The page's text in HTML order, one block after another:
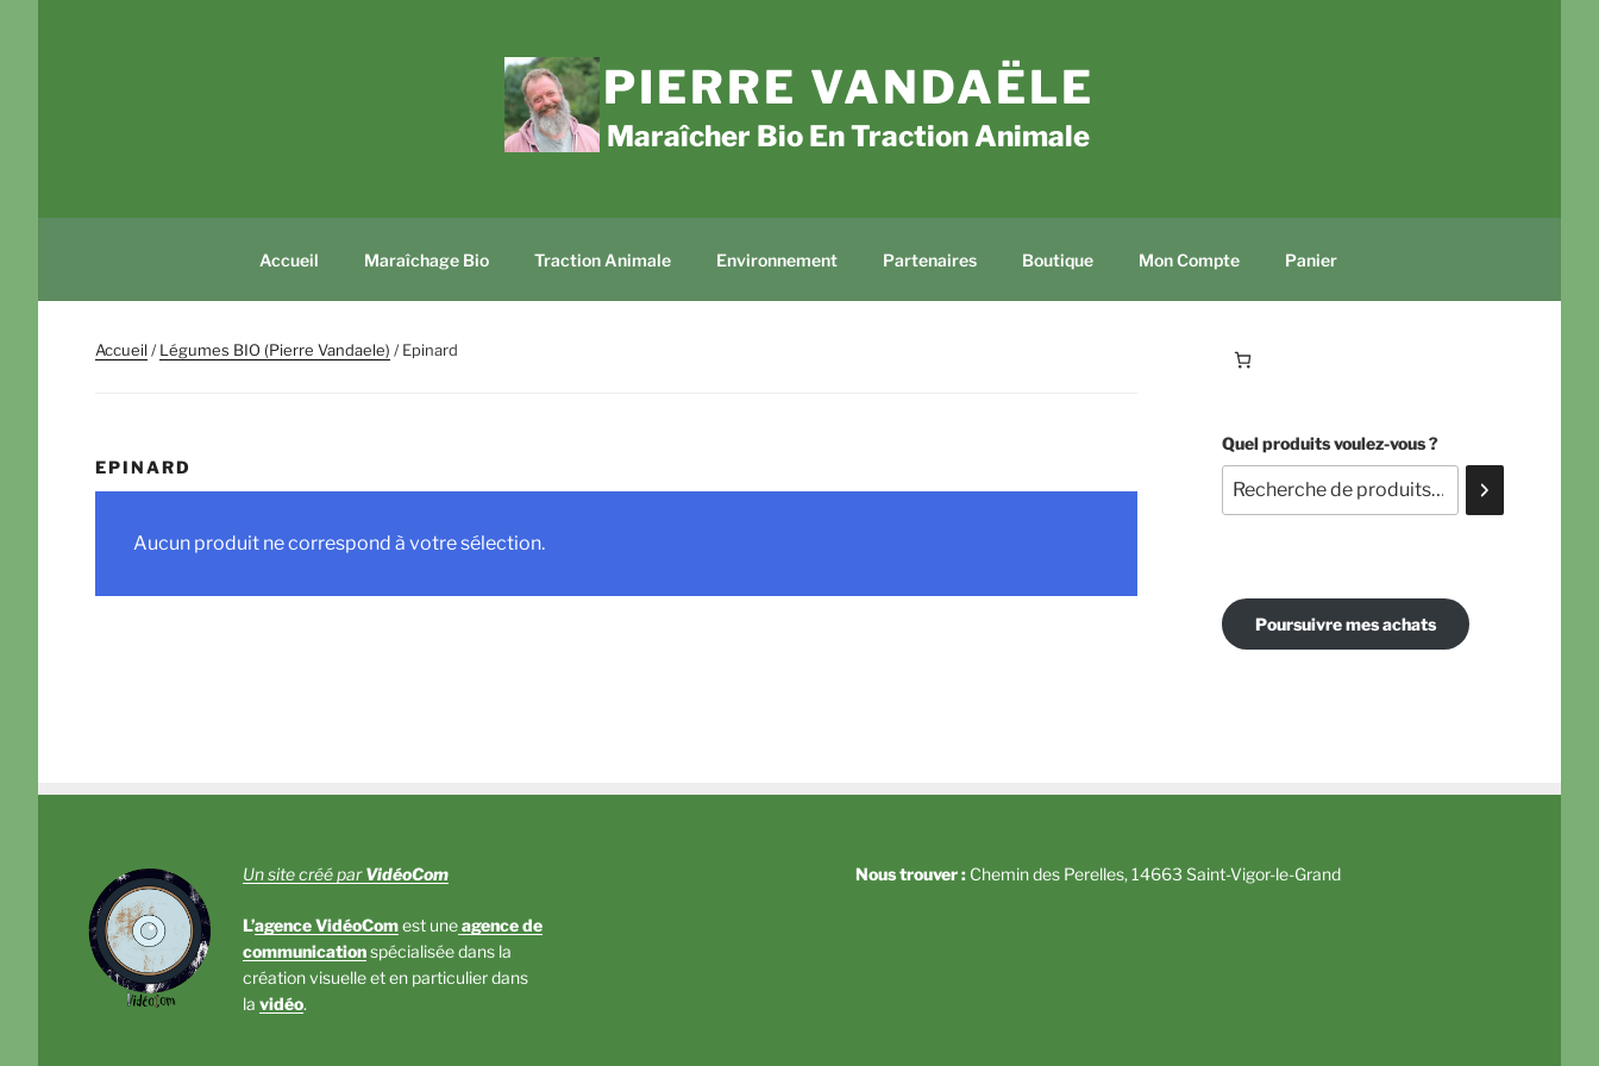
PIERRE VANDAËLE
Maraîcher Bio En Traction Animale
Accueil Maraîchage Bio Traction Animale Environnement Partenaires Boutique Mon Compte Panier
Accueil/Légumes BIO (Pierre Vandaele) / Epinard
EPINARD
Aucun produit ne correspond à votre sélection.
Quel produits voulez-vous ?
Poursuivre mes achats
Un site créé parVidéoCom
L’agence VidéoComest une agence de
communicationspécialisée dans la
création visuelle et en particulier dans
la vidéo.
Nous trouver : Chemin des Perelles, 14663 Saint-Vigor-le-Grand